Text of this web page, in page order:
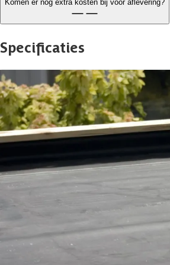
Komen er nog extra kosten bij voor aflevering?
Specificaties
Belangrijke specificaties
Merk Azalp
Type